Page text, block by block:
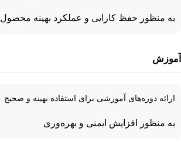
به منظور حفظ کارایی و عملکرد بهینه محصول
آموزش
ارائه دوره‌های آموزشی برای استفاده بهینه و صحیح
به منظور افزایش ایمنی و بهره‌وری